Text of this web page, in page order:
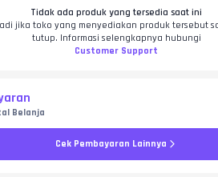
Tidak ada produk yang tersedia saat ini
jika toko yang menyediakan produk tersebut
tutup. Informasi selengkapnya hubungi
Customer Support
Belanja
Cek Pembayaran Lainnya